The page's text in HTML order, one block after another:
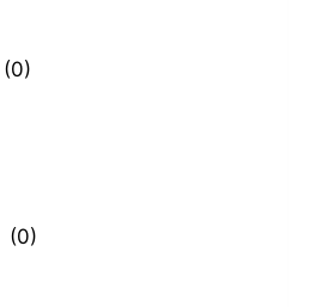
(0)
(0)